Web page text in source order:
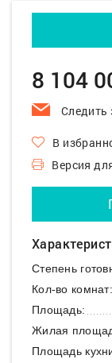
8 104
Следить
В
Версия
Степень
Кол-во комнат:
Площадь:
Жилая
Площадь